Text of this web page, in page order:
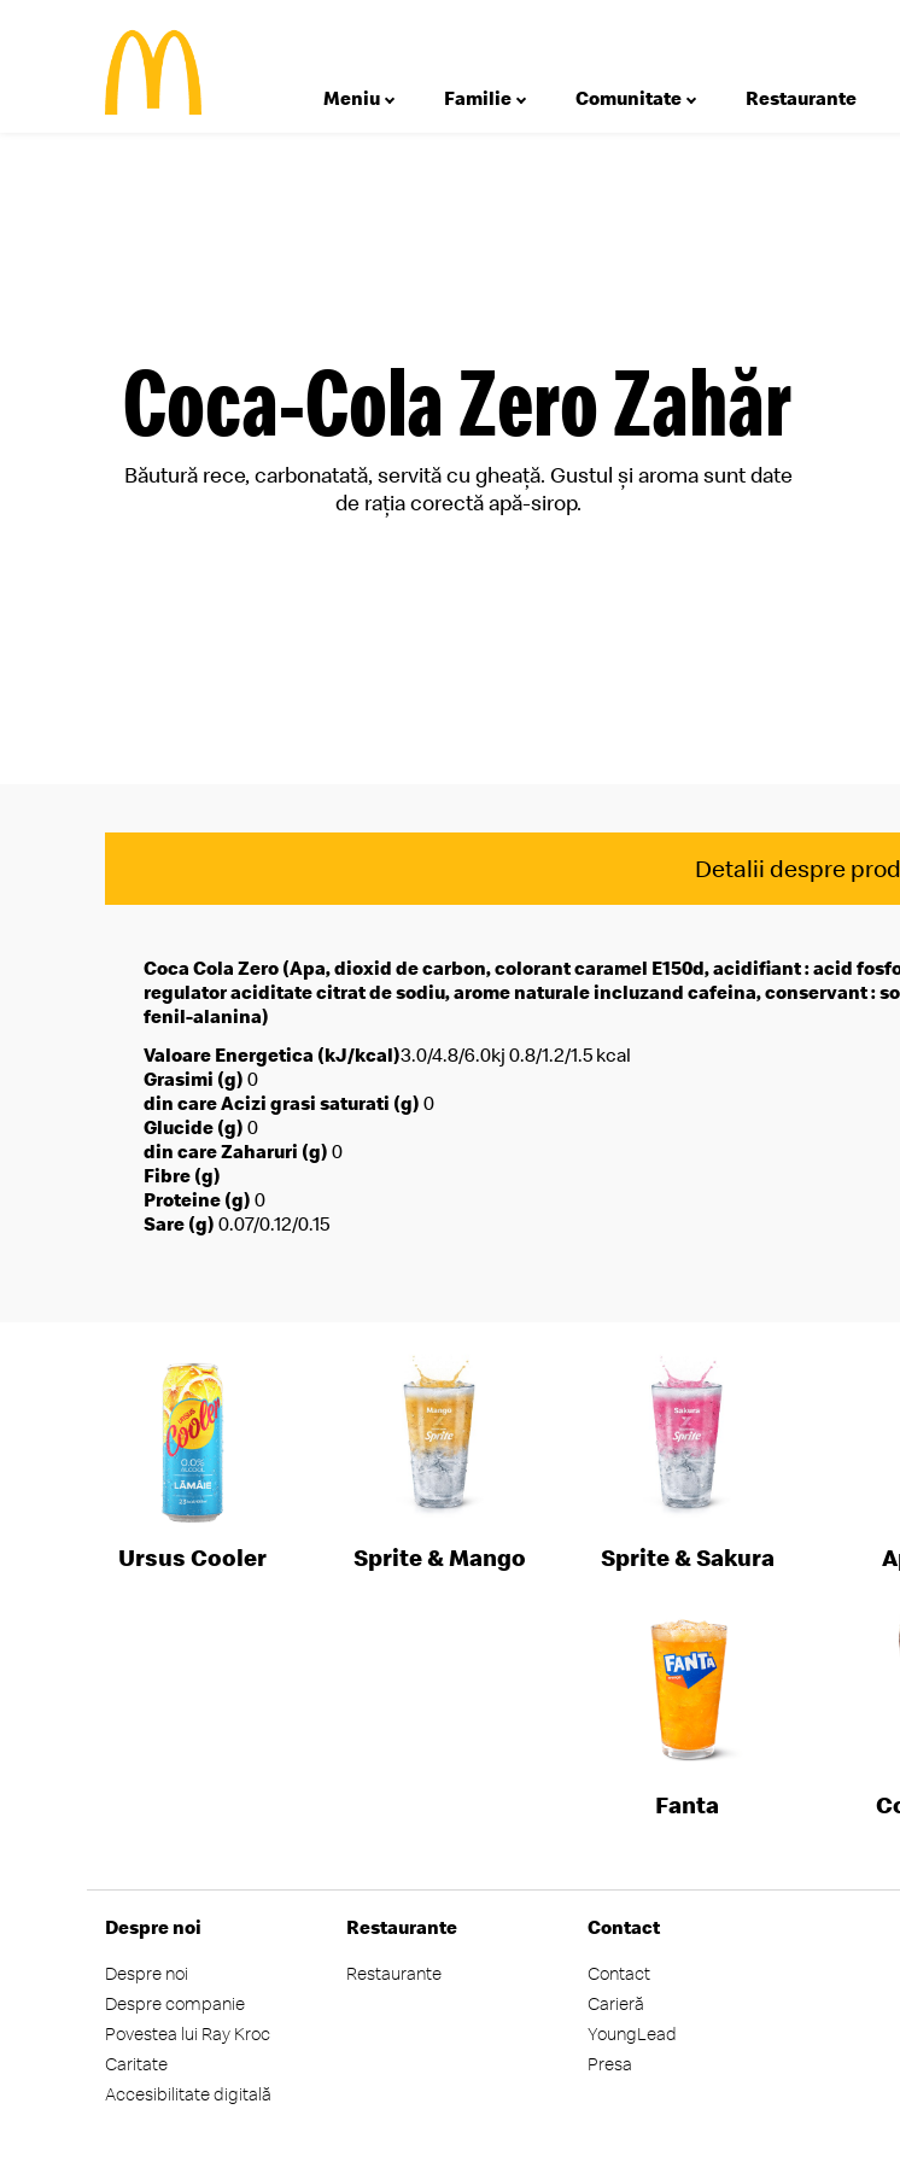
Meniu
Cartofi Happy Meal®
Familie Comunitate Restaurante
Coca-Cola Zero Zahăr
Băutură rece, carbonatată, servită cu gheaţă. Gustul și aroma sunt date
de raţia corectă apă-sirop.
Detalii despre
Coca Cola Zero (Apa, dioxid de carbon, colorant caramel E150d, acidifiant : acid
regulator aciditate citrat de sodiu, arome naturale incluzand cafeina, conservant :
fenil-alanina)
Valoare Energetica (kJ/kcal)3.0/4.8/6.0kj 0.8/1.2/1.5 kcal
Grasimi (g) 0
din care Acizi grasi saturati (g) 0
Glucide (g) 0
din care Zaharuri (g) 0
Fibre (g)
Proteine (g) 0
Sare (g) 0.07/0.12/0.15
Ursus Cooler Sprite & Mango Sprite & Sakura
Fanta
Despre noi
Despre noi
Despre companie
Povestea lui Ray Kroc
Caritate
Accesibilitate digitală
Restaurante
Restaurante
Contact
Contact
Carieră
YoungLead
Presa